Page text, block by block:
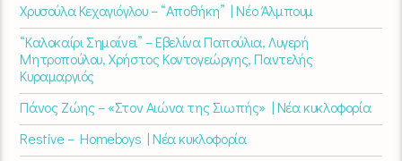
Χρυσούλα Κεχαγιόγλου – “Αποθήκη” | Νέο Άλμπουμ
“Καλοκαίρι Σημαίνει” – Εβελίνα Παπούλια, Λυγερή
Μητροπούλου, Χρήστος Κοντογεώργης, Παντελής
Κυραμαργιός
Πάνος Ζώης – «Στον Αιώνα της Σιωπής» | Νέα κυκλοφορία
Restive – Homeboys | Νέα κυκλοφορία